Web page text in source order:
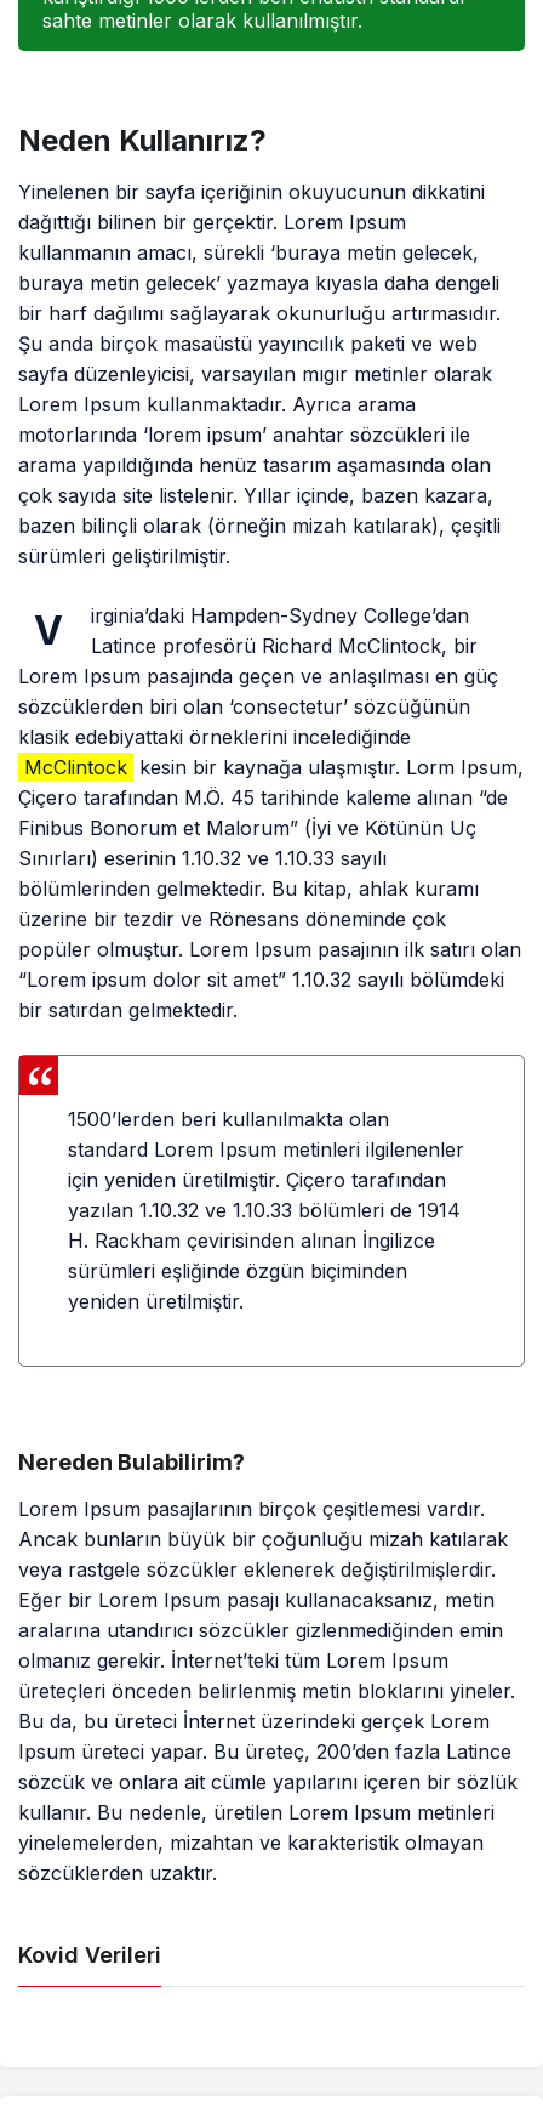
sahte metinler olarak kullanılmıştır.
Neden Kullanırız?
Yinelenen bir sayfa içeriğinin okuyucunun dikkatini
dağıttığı bilinen bir gerçektir. Lorem Ipsum
kullanmanın amacı, sürekli ‘buraya metin gelecek,
buraya metin gelecek’ yazmaya kıyasla daha dengeli
bir harf dağılımı sağlayarak okunurluğu artırmasıdır.
Şu anda birçok masaüstü yayıncılık paketi ve web
sayfa düzenleyicisi, varsayılan mıgır metinler olarak
Lorem Ipsum kullanmaktadır. Ayrıca arama
motorlarında ‘lorem ipsum’ anahtar sözcükleri ile
arama yapıldığında henüz tasarım aşamasında olan
çok sayıda site listelenir. Yıllar içinde, bazen kazara,
bazen bilinçli olarak (örneğin mizah katılarak), çeşitli
sürümleri geliştirilmiştir.
V
irginia’daki Hampden-Sydney College’dan
Latince profesörü Richard McClintock, bir
Lorem Ipsum pasajında geçen ve anlaşılması en güç
sözcüklerden biri olan ‘consectetur’ sözcüğünün
klasik edebiyattaki örneklerini incelediğinde
McClintock kesin bir kaynağa ulaşmıştır. Lorm Ipsum,
Çiçero tarafından M.Ö. 45 tarihinde kaleme alınan “de
Finibus Bonorum et Malorum” (İyi ve Kötünün Uç
Sınırları) eserinin 1.10.32 ve 1.10.33 sayılı
bölümlerinden gelmektedir. Bu kitap, ahlak kuramı
üzerine bir tezdir ve Rönesans döneminde çok
popüler olmuştur. Lorem Ipsum pasajının ilk satırı olan
“Lorem ipsum dolor sit amet” 1.10.32 sayılı bölümdeki
bir satırdan gelmektedir.
1500’lerden beri kullanılmakta olan
standard Lorem Ipsum metinleri ilgilenenler
için yeniden üretilmiştir. Çiçero tarafından
yazılan 1.10.32 ve 1.10.33 bölümleri de 1914
H. Rackham çevirisinden alınan İngilizce
sürümleri eşliğinde özgün biçiminden
yeniden üretilmiştir.
Nereden Bulabilirim?
Lorem Ipsum pasajlarının birçok çeşitlemesi vardır.
Ancak bunların büyük bir çoğunluğu mizah katılarak
veya rastgele sözcükler eklenerek değiştirilmişlerdir.
Eğer bir Lorem Ipsum pasajı kullanacaksanız, metin
aralarına utandırıcı sözcükler gizlenmediğinden emin
olmanız gerekir. İnternet’teki tüm Lorem Ipsum
üreteçleri önceden belirlenmiş metin bloklarını yineler.
Bu da, bu üreteci İnternet üzerindeki gerçek Lorem
Ipsum üreteci yapar. Bu üreteç, 200’den fazla Latince
sözcük ve onlara ait cümle yapılarını içeren bir sözlük
kullanır. Bu nedenle, üretilen Lorem Ipsum metinleri
yinelemelerden, mizahtan ve karakteristik olmayan
sözcüklerden uzaktır.
Kovid Verileri